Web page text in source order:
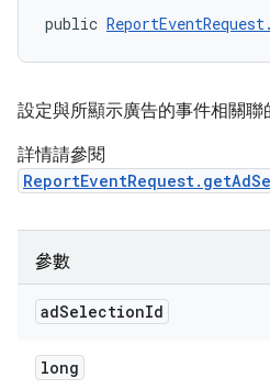
public
設定與所顯示廣告的事件相關聯
詳情請參閱
參數
adSelectionId
long